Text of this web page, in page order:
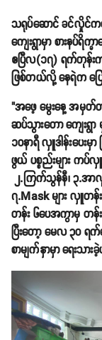
သရုပ်ဆောင် ခင်လှိုင်က
ကျေးရွာမှာ စားန
ဧပြီလ(၁၇) ရက်တုန်
ဖြစ်တယ်လို့ နေရဲက ပြ
"အဖေ့ မွေးနေ့ အမှ
ဆပ်သွားတော ကျေးရွ
၁၀နာရီ လှူဒါန်းပေး
ဖွယ် ပစ္စည်းများ ကပ်
၂.ကြက်သွန်နီ၊ ၃.အာလူ
၇.Mask များ လှူတန်း
တန်း ၆ပေအကွာမှ တန်
ပြီးတော့ မေလ ၃၀
စာမျက်နှာမှာ ရေးသား